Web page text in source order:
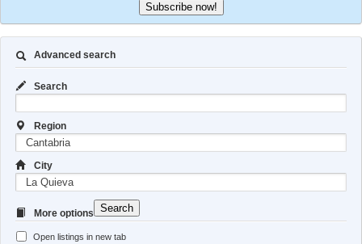
Subscribe now!
Advanced search
Search
Region
City
More options
Open listings in new tab
Search